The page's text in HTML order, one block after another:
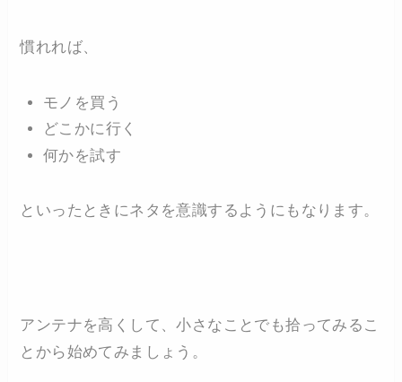
慣れれば、
モノを買う
どこかに行く
何かを試す
といったときにネタを意識するようにもなります。
アンテナを高くして、小さなことでも拾ってみるこ
とから始めてみましょう。